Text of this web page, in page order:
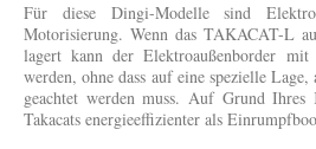
Für diese Dingi-Modelle sind
Motorisierung. Wenn das TAKACAT-L
lagert kann der Elektroaußenborder mit
werden, ohne dass auf eine spezielle
geachtet werden muss. Auf Grund Ihres
Takacats energieeffizienter als